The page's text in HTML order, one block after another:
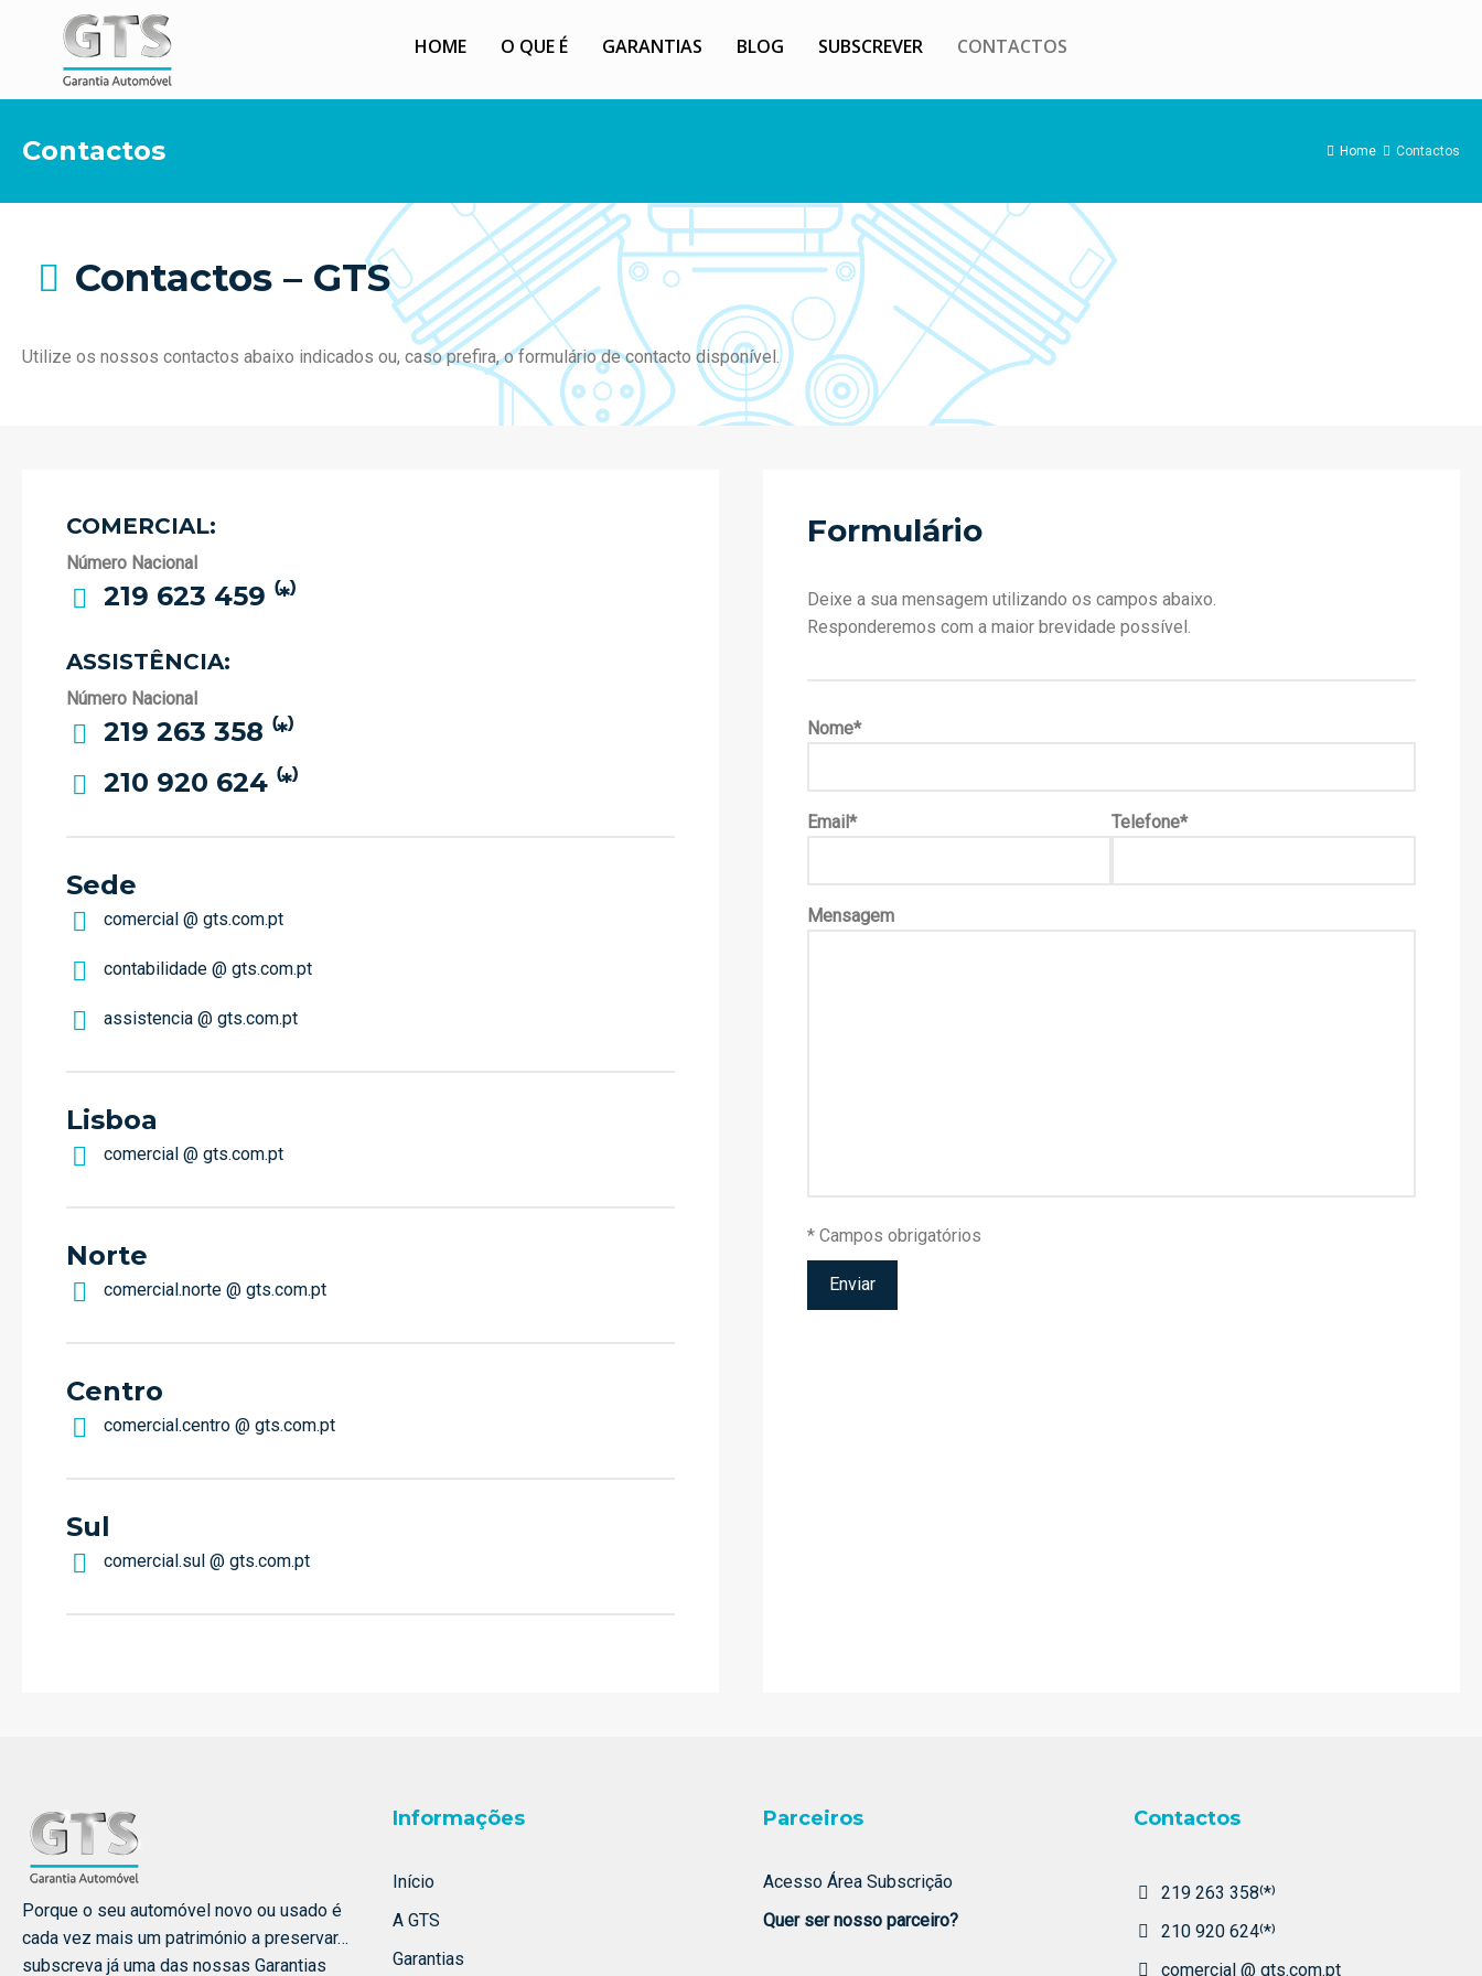
HOME O QUE É GARANTIAS BLOG SUBSCREVER CONTACTOS
Contactos Home Contactos
Contactos – GTS
Utilize os nossos contactos abaixo indicados ou, caso prefira, o formulário de contacto disponível.
COMERCIAL:
Número Nacional
219 623 459 ⁽*⁾
ASSISTÊNCIA:
Número Nacional
219 263 358 ⁽*⁾
210 920 624 ⁽*⁾
Sede
comercial @ gts.com.pt
contabilidade @ gts.com.pt
assistencia @ gts.com.pt
Lisboa
comercial @ gts.com.pt
Norte
comercial.norte @ gts.com.pt
Centro
comercial.centro @ gts.com.pt
Sul
comercial.sul @ gts.com.pt
Formulário
Deixe a sua mensagem utilizando os campos abaixo.
Responderemos com a maior brevidade possível.
Nome*
Email* Telefone*
Mensagem
* Campos obrigatórios
Porque o seu automóvel novo ou usado é
cada vez mais um património a preservar…
subscreva já uma das nossas Garantias
Informações
Início
A GTS
Garantias
Parceiros
Acesso Área Subscrição
Quer ser nosso parceiro?
Contactos
219 263 358⁽*⁾
210 920 624⁽*⁾
comercial @ gts.com.pt